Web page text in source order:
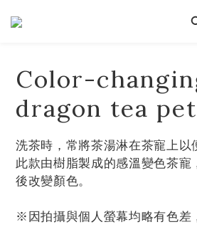
Color-
dragon tea pet
洗茶時，常將茶湯淋在茶寵上以
此款由樹脂製成的感溫變色茶寵
後改變顏色。
※因拍攝與個人螢幕均略有色差